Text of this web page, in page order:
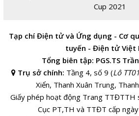
Cup 2021
Tạp chí Điện tử và Ứng dụng - Cơ
tuyến - Điện tử Việt
Tổng biên tập: PGS.TS
Trụ sở chính: Tầng 4, số 9 (Lô
Xiển, Thanh Xuân Trung,
Giấy phép hoạt động Trang
Cục PT,TH và TTĐT cấp